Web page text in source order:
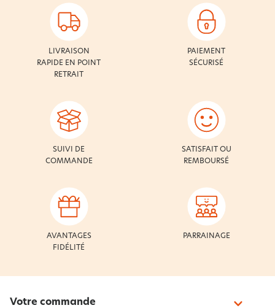
LIVRAISON
RAPIDE EN POINT
RETRAIT
PAIEMENT
SÉCURISÉ
SUIVI DE
COMMANDE
SATISFAIT OU
REMBOURSÉ
AVANTAGES
FIDÉLITÉ
PARRAINAGE
Votre commande